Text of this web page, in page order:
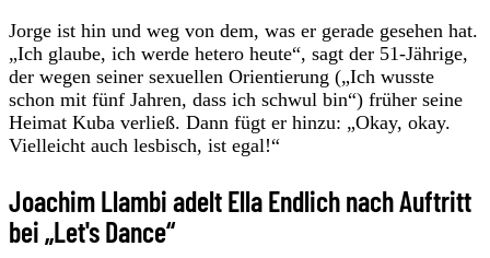
Jorge ist hin und weg von dem, was er gerade gesehen hat.
„Ich glaube, ich werde hetero heute“, sagt der 51-Jährige,
der wegen seiner sexuellen Orientierung („Ich wusste
schon mit fünf Jahren, dass ich schwul bin“) früher seine
Heimat Kuba verließ. Dann fügt er hinzu: „Okay, okay.
Vielleicht auch lesbisch, ist egal!“
Joachim Llambi adelt Ella Endlich nach Auftritt
bei „Let's Dance“